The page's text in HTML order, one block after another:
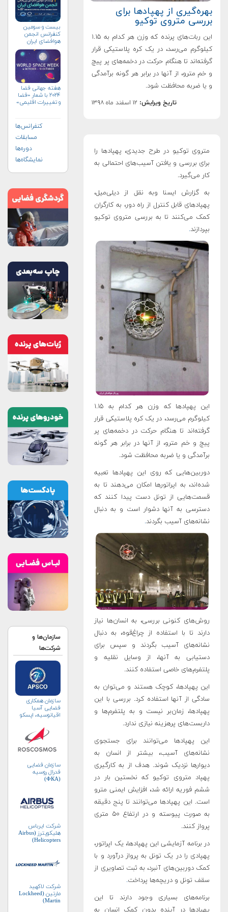
بهره‌گیری از پهپادها برای
بررسی متروی توکیو
این ربات‌های پرنده که وزن هر کدام به ۱.۱۵
کیلوگرم می‌رسد، در یک کره پلاستیکی قرار
گرفته‌اند تا هنگام حرکت در دخمه‌های پر پیچ
و خم مترو، از آنها در برابر هر گونه برآمدگی
و یا ضربه محافظت شود.
تاریخ ویرایش: ۱۲ اسفند ماه ۱۳۹۸
متروی توکیو در طرح جدیدی، پهپادها را
برای بررسی و یافتن آسیب‌های احتمالی به
کار می‌گیرد.
به گزارش ایسنا وبه نقل از دیلی‌میل،
پهپادهای قابل کنترل از راه دور، به کارگران
کمک می‌کنند تا به بررسی متروی توکیو
بپردازند.
این پهپادها که وزن هر کدام به ۱.۱۵
کیلوگرم می‌رسد، در یک کره پلاستیکی قرار
گرفته‌اند تا هنگام حرکت در دخمه‌های پر
پیچ و خم مترو، از آنها در برابر هر گونه
برآمدگی و یا ضربه محافظت شود.
دوربین‌هایی که روی این پهپادها تعبیه
شده‌اند، به اپراتورها امکان می‌دهند تا به
قسمت‌هایی از تونل دست پیدا کنند که
دسترسی به آنها دشوار است و به دنبال
نشانه‌های آسیب بگردند.
روش‌های کنونی بررسی، به انسان‌ها نیاز
دارند تا با استفاده از چراغ‌قوه، به دنبال
نشانه‌های آسیب بگردند و سپس برای
دستیابی به آنها، از وسایل نقلیه و
پلتفرم‌های خاصی استفاده کنند.
این پهپادها، کوچک هستند و می‌توان به
سادگی از آنها استفاده کرد. بررسی با این
پهپادها، زمان‌بر نیست و به پلتفرم‌ها و
داربست‌های پرهزینه نیازی ندارد.
این پهپادها می‌توانند برای جستجوی
نشانه‌های آسیب، بیشتر از انسان به
دیوارها نزدیک‌ شوند. هدف از به کارگیری
پهپاد متروی توکیو که نخستین بار در
ششم فوریه ارائه شد، افزایش ایمنی مترو
است. این پهپادها می‌توانند تا پنج دقیقه
به صورت پیوسته و در ارتفاع ۵۰ متری
پرواز کنند.
در برنامه آزمایشی این پهپادها، یک اپراتور،
پهپادی را در یک تونل به پرواز درآورد و با
کمک دوربین‌های آنبرد، به ثبت تصاویری از
سقف تونل و دریچه‌ها پرداخت.
برنامه‌های بسیاری وجود دارند تا این
پهپادها در آینده بدون کمک انسان به
بیست و سومین
کنفرانس انجمن
هوافضای ايران
هفته جهانی فضا
۲۰۲۴ با شعار «فضا
و تغییرات اقلیمی»
کنفرانس‌ها
مسابقات
دوره‌ها
نمایشگاه‌ها
سازمان‌ها و
شرکت‌ها
سازمان همکاری
فضایی آسیا
اقیانوسیه، اپسکو
سازمان فضایی
فدرال روسیه
(ФКА)
شرکت ایرباس
هلیکوپترز (Airbus
Helicopters)
شرکت لاکهید
مارتین (Lockheed
Martin)